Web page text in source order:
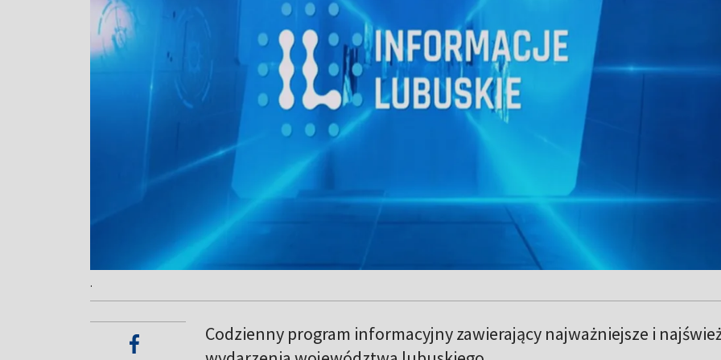
.
Codzienny program informacyjny zawierający najważniejsze i